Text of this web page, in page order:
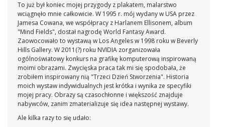
To już był koniec mojej przygody z plakatem, malarstwo
wciągnęło mnie całkowicie. W 1995 r. mój wydany w USA przez
Jamesa Cowana, we współpracy z Harlanem Ellisonem, album
"Mind Fields", dostał nagrodę World Fantasy Award.
Zaowocowało to wystawą w Los Angeles w 1998 roku w Beverly
Hills Gallery. W 2011(?) roku NVIDIA zorganizowała
ogólnoświatowy konkurs na grafikę komputerową inspirowaną
moimi obrazami. Zwycięska praca tak mi się spodobała, że
zrobiłem inspirowany nią "Trzeci Dzień Stworzenia". Historia
moich wystaw indywidualnych jest krótka i wynika ze specyfiki
mojej pracy. Obrazy są czasochłonne i większość znajduje
nabywców, zanim zmaterializuje się idea następnej wystawy.
Ale kilka razy to się udało: